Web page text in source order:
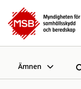
Ämnen